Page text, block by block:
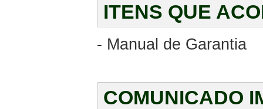
ITENS QUE
- Manual de Garantia
COMUNICADO